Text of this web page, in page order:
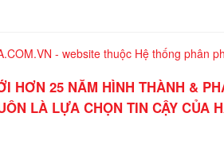
- website thuộc Hệ thống phân
HƠN 25 NĂM HÌNH THÀNH &
LÀ LỰA CHỌN TIN CẬY CỦA